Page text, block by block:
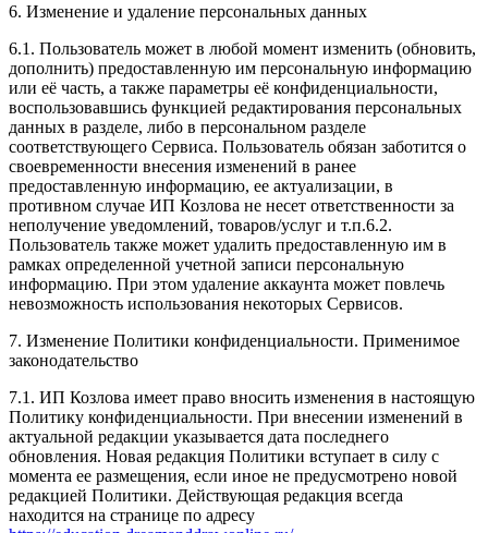
6. Изменение и удаление персональных данных
6.1. Пользователь может в любой момент изменить (обновить,
дополнить) предоставленную им персональную информацию
или её часть, а также параметры её конфиденциальности,
воспользовавшись функцией редактирования персональных
данных в разделе, либо в персональном разделе
соответствующего Сервиса. Пользователь обязан заботится о
своевременности внесения изменений в ранее
предоставленную информацию, ее актуализации, в
противном случае ИП Козлова не несет ответственности за
неполучение уведомлений, товаров/услуг и т.п.6.2.
Пользователь также может удалить предоставленную им в
рамках определенной учетной записи персональную
информацию. При этом удаление аккаунта может повлечь
невозможность использования некоторых Сервисов.
7. Изменение Политики конфиденциальности. Применимое
законодательство
7.1. ИП Козлова имеет право вносить изменения в настоящую
Политику конфиденциальности. При внесении изменений в
актуальной редакции указывается дата последнего
обновления. Новая редакция Политики вступает в силу с
момента ее размещения, если иное не предусмотрено новой
редакцией Политики. Действующая редакция всегда
находится на странице по адресу